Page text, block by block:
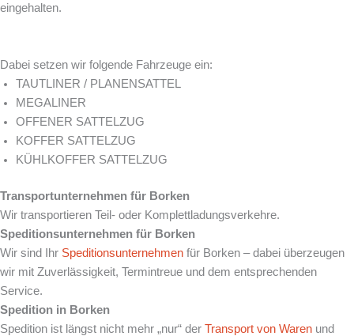
eingehalten.
Dabei setzen wir folgende Fahrzeuge ein:
TAUTLINER / PLANENSATTEL
MEGALINER
OFFENER SATTELZUG
KOFFER SATTELZUG
KÜHLKOFFER SATTELZUG
Transportunternehmen für Borken
Wir transportieren Teil- oder Komplettladungsverkehre.
Speditionsunternehmen für Borken
Wir sind Ihr Speditionsunternehmen für Borken – dabei überzeugen
wir mit Zuverlässigkeit, Termintreue und dem entsprechenden
Service.
Spedition in Borken
Spedition ist längst nicht mehr „nur“ der Transport von Waren und